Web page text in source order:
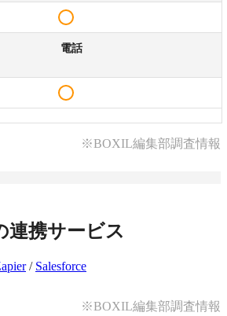
電話
※BOXIL編集部調査情報
連携サービス
/ Salesforce
※BOXIL編集部調査情報